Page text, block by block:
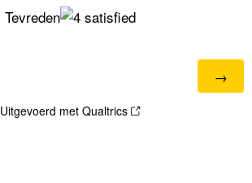
Tevreden
Uitgevoerd met Qualtrics